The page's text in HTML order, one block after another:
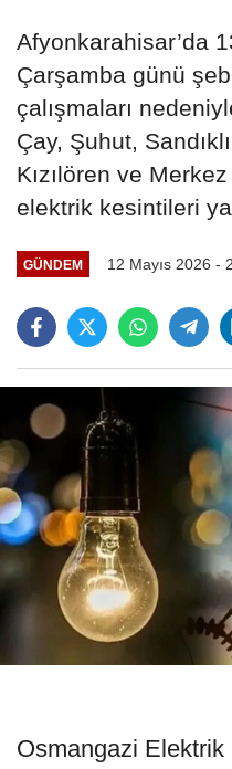
Afyonkarahisar’da
Çarşamba günü
çalışmaları
Çay, Şuhut,
Kızılören ve
elektrik kesintileri
GÜNDEM 12 Mayıs 2026 -
Osmangazi Elektrik